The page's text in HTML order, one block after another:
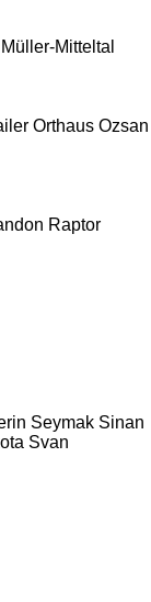
Müller-Mitteltal
Orthaus Ozsan
Raptor
Seymak Sinan
Svan